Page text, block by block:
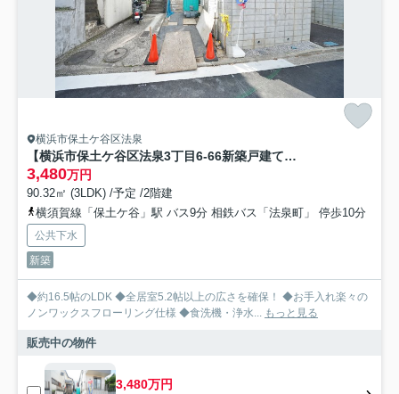
横浜市保土ケ谷区法泉
【横浜市保土ケ谷区法泉3丁目6-66新築戸建て】★仲介手数料無料★（初音が丘小学校・橘中学校）
3,480万円
90.32㎡ (3LDK) /予定 /2階建
横須賀線「保土ケ谷」駅 バス9分 相鉄バス「法泉町」 停歩10分
公共下水
新築
◆約16.5帖のLDK ◆全居室5.2帖以上の広さを確保！ ◆お手入れ楽々の
ノンワックスフローリング仕様 ◆食洗機・浄水...
もっと見る
販売中の物件
3,480万円